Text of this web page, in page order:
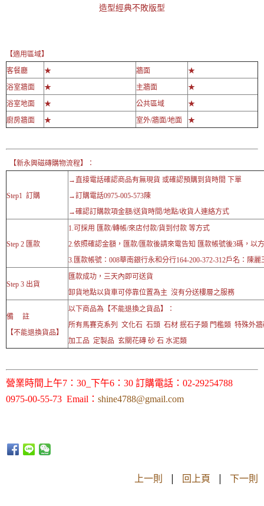
造型經典不敗版型
【適用區域】
客餐廳
★ 牆面
★
浴室牆面
★ 主牆面
★
浴室地面
★ 公共區域
★
廚房牆面
★ 室外/牆面/地面 ★
【新永興磁磚購物流程】：
Step1 訂購
→直接電話確認商品有無現貨 或確認預購到貨時間 下單
→訂購電話0975-005-573陳
→確認訂購款項金額/送貨時間/地點/收貨人連絡方式
Step 2 匯款
1.可採用 匯款/轉帳/來店付款/貨到付款 等方式
2.依照確認金額，匯款/匯款後請來電告知 匯款帳號後3碼，以
3.匯款帳號：008華南銀行永和分行164-200-372-312戶名：陳麗
Step 3 出貨
匯款成功，三天內即可送貨
卸貨地點以貨車可停靠位置為主 沒有分送樓層之服務
備 註
【不能退換貨品】
以下商品為【不能退換之貨品】：
所有馬賽克系列 文化石 石頭 石材 抿石子類 門檻類 特殊外
加工品 定製品 玄關花磚 砂 石 水泥類
營業時間上午7：30_下午6：30 訂購電話：02-29254788
0975-00-55-73 Email： shine4788@gmail.com
上一則 | 回上頁 | 下一則